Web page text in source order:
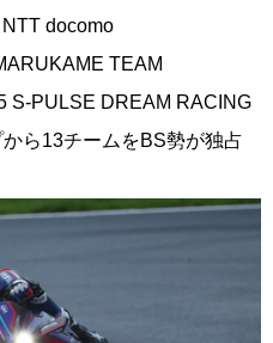
docomo
TEAM
S-PULSE DREAM RACING
ら13チームをBS勢が独占